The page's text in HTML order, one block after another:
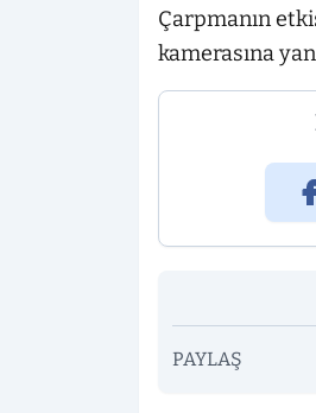
Çarpmanın
kamerasına
PAYLAŞ